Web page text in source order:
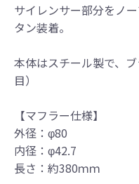
サイレンサー部分をノ
タン装着。
本体はスチール製で、
目）
【マフラー仕様】
外径：φ80
内径：φ42.7
長さ：約380ｍｍ
●当HP内では、マ
かりやすくする